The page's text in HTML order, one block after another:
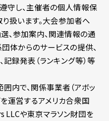
守し、主催者の個人情報保
扱います。大会参加者へ
、参加案内、関連情報の通
団体からのサービスの提供、
録発表（ランキング等）等
内で、関係事業者（アボッ
を運営するアメリカ合衆国
や東京マラソン財団を